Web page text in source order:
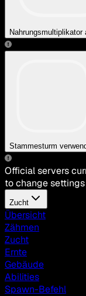
Nahrungsmultiplikator
Stammesturm
Official servers
to change
Zucht
Übersicht
Zähmen
Zucht
Ernte
Gebäude
Abilities
Spawn-Befehl